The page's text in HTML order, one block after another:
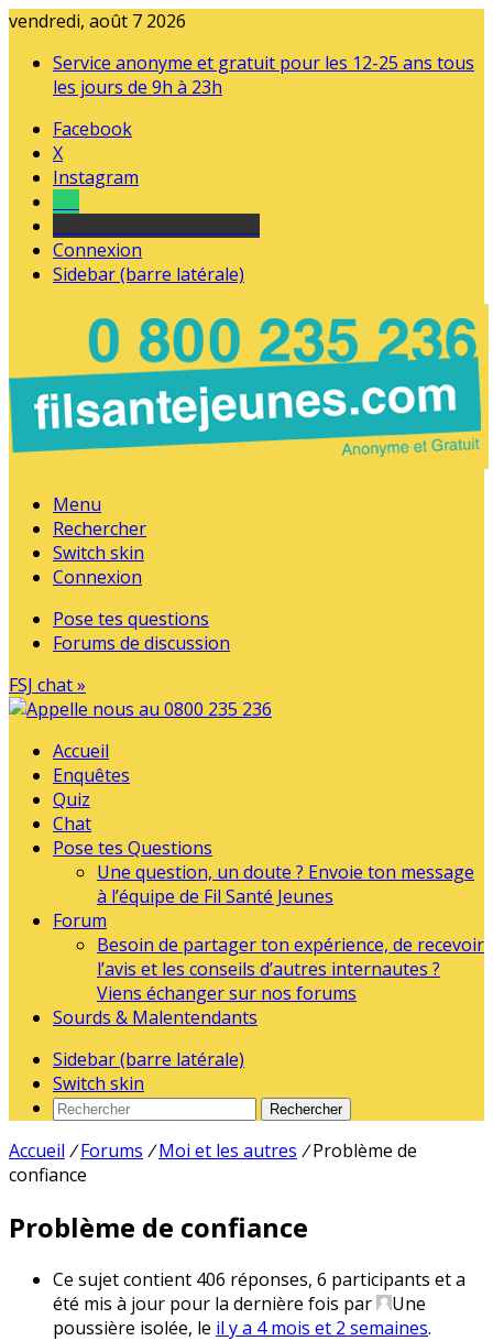
vendredi, août 7 2026
Service anonyme et gratuit pour les 12-25 ans tous
les jours de 9h à 23h
Facebook
X
Instagram
Connexion
Sidebar (barre latérale)
Menu
Rechercher
Switch skin
Connexion
Pose tes questions
Forums de discussion
FSJ chat »
Accueil
Enquêtes
Quiz
Chat
Pose tes Questions
Une question, un doute ? Envoie ton message
à l’équipe de Fil Santé Jeunes
Forum
Besoin de partager ton expérience, de recevoir
l’avis et les conseils d’autres internautes ?
Viens échanger sur nos forums
Sourds & Malentendants
Sidebar (barre latérale)
Switch skin
Rechercher
Accueil / Forums / Moi et les autres / Problème de
confiance
Problème de confiance
Ce sujet contient 406 réponses, 6 participants et a
été mis à jour pour la dernière fois par
Une
poussière isolée, le il y a 4 mois et 2 semaines.